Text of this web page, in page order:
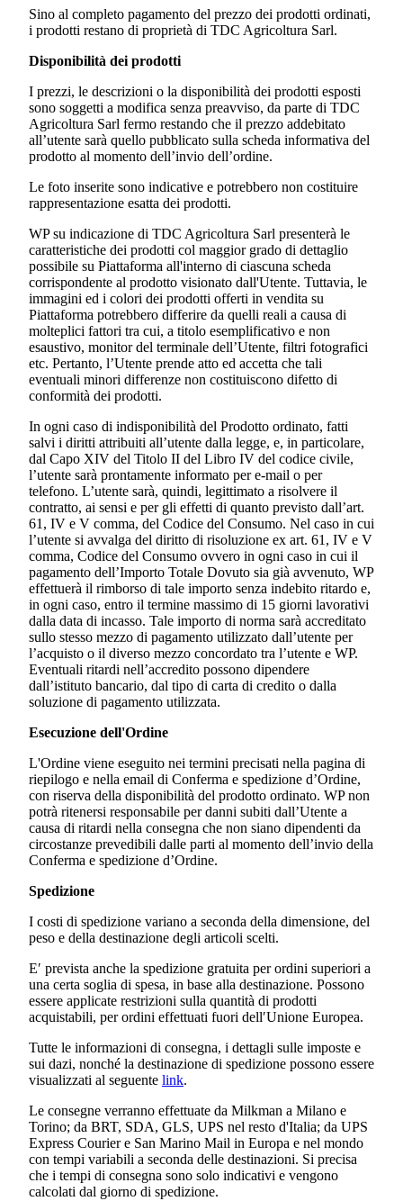
Sino al completo pagamento del prezzo dei prodotti ordinati,
i prodotti restano di proprietà di TDC Agricoltura Sarl.
Disponibilità dei prodotti
I prezzi, le descrizioni o la disponibilità dei prodotti esposti
sono soggetti a modifica senza preavviso, da parte di TDC
Agricoltura Sarl fermo restando che il prezzo addebitato
all’utente sarà quello pubblicato sulla scheda informativa del
prodotto al momento dell’invio dell’ordine.
Le foto inserite sono indicative e potrebbero non costituire
rappresentazione esatta dei prodotti.
WP su indicazione di TDC Agricoltura Sarl presenterà le
caratteristiche dei prodotti col maggior grado di dettaglio
possibile su Piattaforma all'interno di ciascuna scheda
corrispondente al prodotto visionato dall'Utente. Tuttavia, le
immagini ed i colori dei prodotti offerti in vendita su
Piattaforma potrebbero differire da quelli reali a causa di
molteplici fattori tra cui, a titolo esemplificativo e non
esaustivo, monitor del terminale dell’Utente, filtri fotografici
etc. Pertanto, l’Utente prende atto ed accetta che tali
eventuali minori differenze non costituiscono difetto di
conformità dei prodotti.
In ogni caso di indisponibilità del Prodotto ordinato, fatti
salvi i diritti attribuiti all’utente dalla legge, e, in particolare,
dal Capo XIV del Titolo II del Libro IV del codice civile,
l’utente sarà prontamente informato per e-mail o per
telefono. L’utente sarà, quindi, legittimato a risolvere il
contratto, ai sensi e per gli effetti di quanto previsto dall’art.
61, IV e V comma, del Codice del Consumo. Nel caso in cui
l’utente si avvalga del diritto di risoluzione ex art. 61, IV e V
comma, Codice del Consumo ovvero in ogni caso in cui il
pagamento dell’Importo Totale Dovuto sia già avvenuto, WP
effettuerà il rimborso di tale importo senza indebito ritardo e,
in ogni caso, entro il termine massimo di 15 giorni lavorativi
dalla data di incasso. Tale importo di norma sarà accreditato
sullo stesso mezzo di pagamento utilizzato dall’utente per
l’acquisto o il diverso mezzo concordato tra l’utente e WP.
Eventuali ritardi nell’accredito possono dipendere
dall’istituto bancario, dal tipo di carta di credito o dalla
soluzione di pagamento utilizzata.
Esecuzione dell'Ordine
L'Ordine viene eseguito nei termini precisati nella pagina di
riepilogo e nella email di Conferma e spedizione d’Ordine,
con riserva della disponibilità del prodotto ordinato. WP non
potrà ritenersi responsabile per danni subiti dall’Utente a
causa di ritardi nella consegna che non siano dipendenti da
circostanze prevedibili dalle parti al momento dell’invio della
Conferma e spedizione d’Ordine.
Spedizione
I costi di spedizione variano a seconda della dimensione, del
peso e della destinazione degli articoli scelti.
E′ prevista anche la spedizione gratuita per ordini superiori a
una certa soglia di spesa, in base alla destinazione. Possono
essere applicate restrizioni sulla quantità di prodotti
acquistabili, per ordini effettuati fuori dell′Unione Europea.
Tutte le informazioni di consegna, i dettagli sulle imposte e
sui dazi, nonché la destinazione di spedizione possono essere
visualizzati al seguente link.
Le consegne verranno effettuate da Milkman a Milano e
Torino; da BRT, SDA, GLS, UPS nel resto d'Italia; da UPS
Express Courier e San Marino Mail in Europa e nel mondo
con tempi variabili a seconda delle destinazioni. Si precisa
che i tempi di consegna sono solo indicativi e vengono
calcolati dal giorno di spedizione.